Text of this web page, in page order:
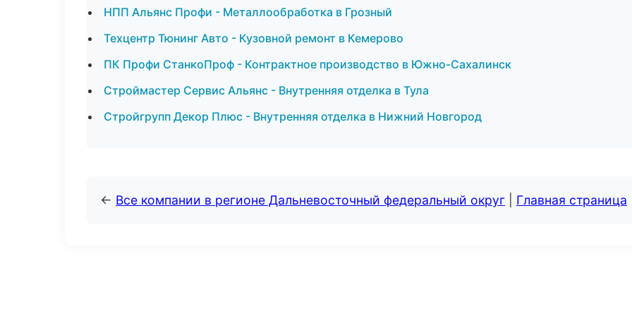
НПП Альянс Профи - Металлообработка в Грозный
Техцентр Тюнинг Авто - Кузовной ремонт в Кемерово
ПК Профи СтанкоПроф - Контрактное производство в Южно-Сахалинск
Строймастер Сервис Альянс - Внутренняя отделка в Тула
Стройгрупп Декор Плюс - Внутренняя отделка в Нижний Новгород
← Все компании в регионе Дальневосточный федеральный округ Главная страница